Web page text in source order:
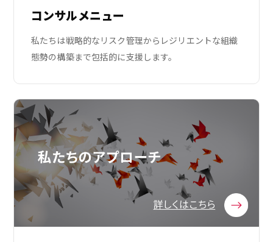
コンサルメニュー
私たちは戦略的なリスク管理からレジリエントな組織
態勢の構築まで包括的に支援します。